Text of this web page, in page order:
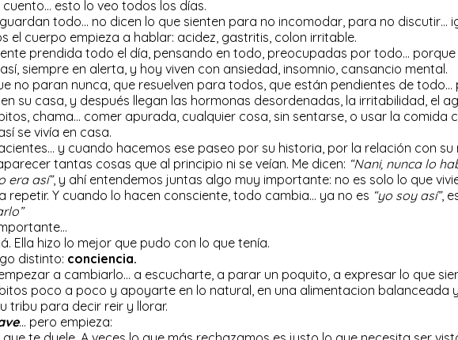
esto lo veo todos los días.
todo… no dicen lo que sienten para no incomodar, para no discutir…
el cuerpo empieza a hablar: acidez, gastritis, colon irritable.
prendida todo el día, pensando en todo, preocupadas por todo…
siempre en alerta, y hoy viven con ansiedad, insomnio, cansancio mental.
no paran nunca, que resuelven para todos, que están pendientes de todo…
su casa, y después llegan las hormonas desordenadas, la irritabilidad, el
chama… comer apurada, cualquier cosa, sin sentarse, o usar la comida
se vivía en casa.
y cuando hacemos ese paseo por su historia, por la relación con su
tantas cosas que al principio ni se veían. Me dicen: “Nani, nunca lo
era así”, y ahí entendemos juntas algo muy importante: no es solo lo que
repetir. Y cuando lo hacen consciente, todo cambia… ya no es “yo soy así”,
Ella hizo lo mejor que pudo con lo que tenía.
distinto: conciencia.
a cambiarlo… a escucharte, a parar un poquito, a expresar lo que
poco a poco y apoyarte en lo natural, en una alimentacion balanceada
tribu para decir reir y llorar.
… pero empieza: